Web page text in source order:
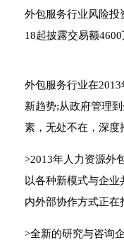
外包服务行业风险投
18起披露交易额4600
外包服务行业在
新趋势;从政府管理
素，无处不在，深度
>2013年人力资源外
以各种新模式与企
内外部协作方式正
>全新的研究与咨询